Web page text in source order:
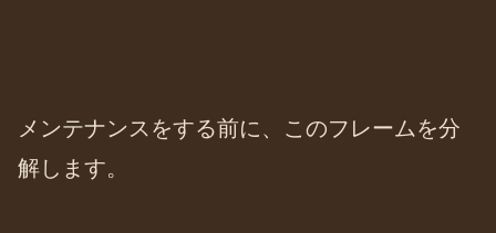
メンテナンスをする前に、このフレームを分
解します。